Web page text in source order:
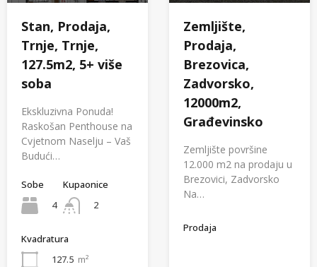
Stan, Prodaja,
Trnje, Trnje,
127.5m2, 5+ više
soba
Ekskluzivna Ponuda!
Raskošan Penthouse na
Cvjetnom Naselju – Vaš
Budući…
Sobe
4
Kupaonice
2
Kvadratura
127.5 m²
Zemljište,
Prodaja,
Brezovica,
Zadvorsko,
12000m2,
Građevinsko
Zemljište površine
12.000 m2 na prodaju u
Brezovici, Zadvorsko
Na…
Prodaja